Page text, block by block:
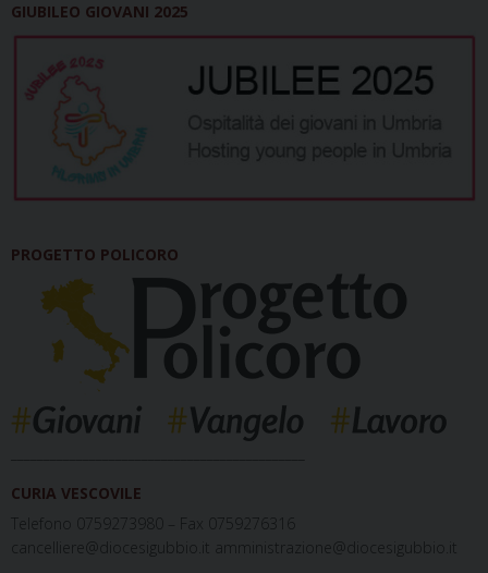
GIUBILEO GIOVANI 2025
PROGETTO POLICORO
CURIA VESCOVILE
Telefono 0759273980 – Fax 0759276316
cancelliere@diocesigubbio.it amministrazione@diocesigubbio.it